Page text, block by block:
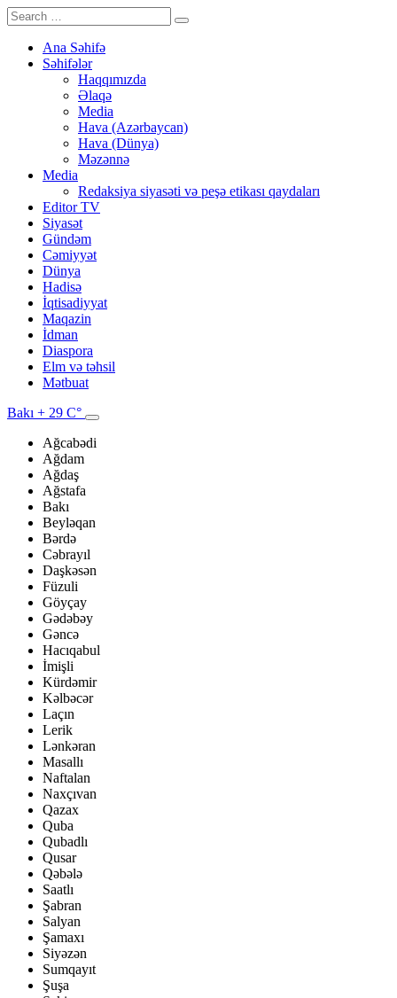
Ana Səhifə
Səhifələr
Haqqımızda
Əlaqə
Media
Hava (Azərbaycan)
Hava (Dünya)
Məzənnə
Media
Redaksiya siyasəti və peşə etikası qaydaları
Editor TV
Siyasət
Gündəm
Cəmiyyət
Dünya
Hadisə
İqtisadiyyat
Maqazin
İdman
Diaspora
Elm və təhsil
Mətbuat
Bakı + 29 C°
Ağcabədi
Ağdam
Ağdaş
Ağstafa
Bakı
Beyləqan
Bərdə
Cəbrayıl
Daşkəsən
Füzuli
Göyçay
Gədəbəy
Gəncə
Hacıqabul
İmişli
Kürdəmir
Kəlbəcər
Laçın
Lerik
Lənkəran
Masallı
Naftalan
Naxçıvan
Qazax
Quba
Qubadlı
Qusar
Qəbələ
Saatlı
Şabran
Salyan
Şamaxı
Siyəzən
Sumqayıt
Şuşa